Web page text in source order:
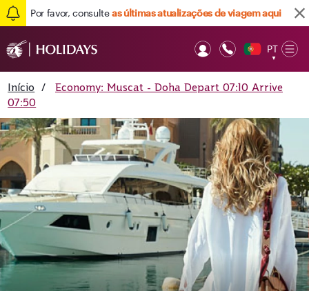
Por favor, consulteas últimas atualizações de viagem aqui
PT
▼
Início
/
Economy: Muscat - Doha Depart 07:10 Arrive
07:50